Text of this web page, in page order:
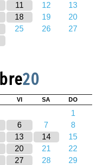
11 12
13
18 19
20
25 26
27
20
VI SA DO
1
6 7
8
13 14
15
20 21
22
27 28
29